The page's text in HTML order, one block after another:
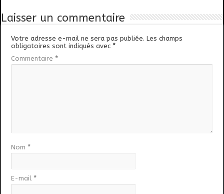
Laisser un commentaire
Votre adresse e-mail ne sera pas publiée. Les champs
obligatoires sont indiqués avec*
Commentaire *
Nom *
E-mail *